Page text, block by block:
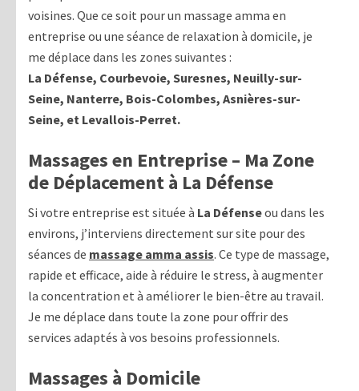
voisines. Que ce soit pour un massage amma en
entreprise ou une séance de relaxation à domicile, je
me déplace dans les zones suivantes :
La Défense, Courbevoie, Suresnes, Neuilly-sur-
Seine, Nanterre, Bois-Colombes, Asnières-sur-
Seine, et Levallois-Perret.
Massages en Entreprise – Ma Zone
de Déplacement à La Défense
Si votre entreprise est située à La Défenseou dans les
environs, j’interviens directement sur site pour des
séances de massage amma assis. Ce type de massage,
rapide et efficace, aide à réduire le stress, à augmenter
la concentration et à améliorer le bien-être au travail.
Je me déplace dans toute la zone pour offrir des
services adaptés à vos besoins professionnels.
Massages à Domicile